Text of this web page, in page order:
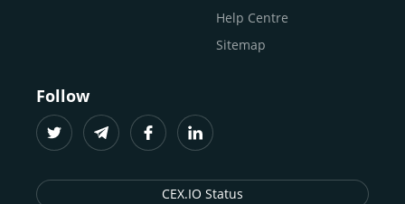
Help Centre
Sitemap
Follow
CEX.IO Status